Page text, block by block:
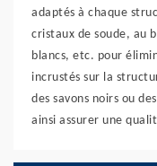
adaptés à chaque
cristaux de soude, au
blancs, etc. pour
incrustés sur la
des savons noirs ou
ainsi assurer une